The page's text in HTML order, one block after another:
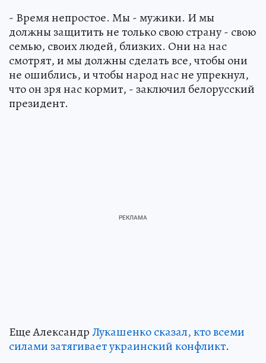
- Время непростое. Мы - мужики. И мы
должны защитить не только свою страну - свою
семью, своих людей, близких. Они на нас
смотрят, и мы должны сделать все, чтобы они
не ошиблись, и чтобы народ нас не упрекнул,
что он зря нас кормит, - заключил белорусский
президент.
Еще АлександрЛукашенко сказал, кто всеми
силами затягивает украинский конфликт.